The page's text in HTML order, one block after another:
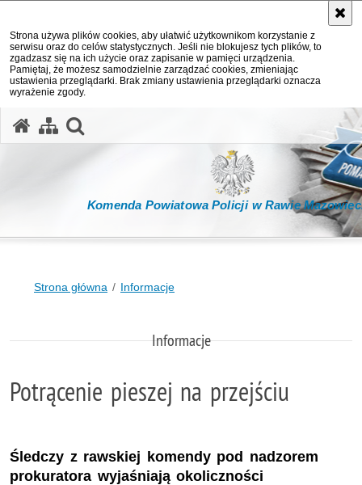
Strona używa plików cookies, aby ułatwić użytkownikom korzystanie z
serwisu oraz do celów statystycznych. Jeśli nie blokujesz tych plików, to
zgadzasz się na ich użycie oraz zapisanie w pamięci urządzenia.
Pamiętaj, że możesz samodzielnie zarządzać cookies, zmieniając
ustawienia przeglądarki. Brak zmiany ustawienia przeglądarki oznacza
wyrażenie zgody.
Komenda Powiatowa Policji w Rawie
Strona główna Informacje
Informacje
Potrącenie pieszej na przejściu
Śledczy z rawskiej komendy pod nadzorem
prokuratora wyjaśniają okoliczności